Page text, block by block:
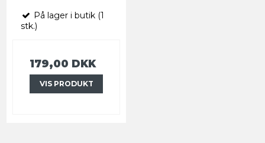
På lager i butik (1
stk.)
179,00 DKK
VIS PRODUKT